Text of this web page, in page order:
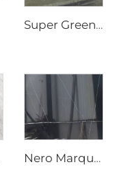
Super Green Loodusmarmor
Nero Marquina Must Looduslik Kivemarmor Valgete Praaksubade Veenitekstuuriga